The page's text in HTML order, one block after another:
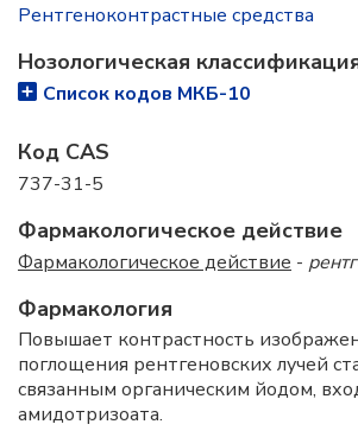
Рентгеноконтрастные средства
Нозологическая
Список кодов МКБ-10
Код CAS
737-31-5
Фармакологическое действие
Фармакологическое действие -
Фармакология
Повышает контрастность
поглощения рентгеновских лучей
связанным органическим йодом,
амидотризоата.